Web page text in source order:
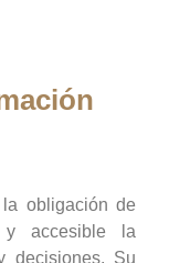
la obligación de
y accesible la
decisiones. Su